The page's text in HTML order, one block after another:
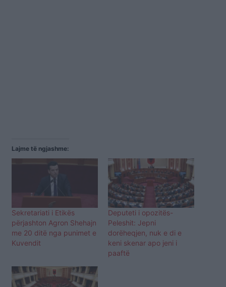
Lajme të ngjashme:
Sekretariati i Etikës
përjashton Agron Shehajn
me 20 ditë nga punimet e
Kuvendit
Deputeti i opozitës-
Peleshit: Jepni
dorëheqjen, nuk e di e
keni skenar apo jeni i
paaftë